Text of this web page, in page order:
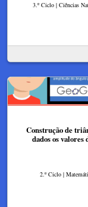
3.º Ciclo | Ciências
Construção de
dados os
2.º Ciclo |